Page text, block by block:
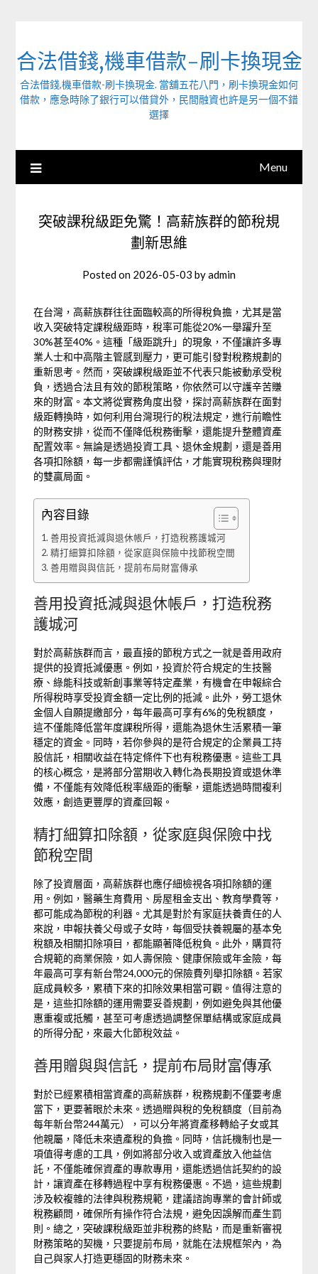
合法借錢,機車借款-刷卡換現金
合法借錢,機車借款-刷卡換現金. 當舖五花八門，刷卡換現金如何
借款，應急時除了銀行可以借貸外，民間融資也許是另一個不錯
選擇
Menu
突破課稅級距免驚！高薪族群的節稅規
劃新思維
Posted on 2026-05-03 byadmin
在台灣，高薪族群往往面臨較高的所得稅負擔，尤其是當
收入突破特定課稅級距時，稅率可能從20%一舉躍升至
30%甚至40%。這種「級距跳升」的現象，不僅讓許多專
業人士和中高階主管感到壓力，更可能引發對稅務規劃的
重新思考。然而，突破課稅級距並不代表只能被動承受稅
負，透過合法且有效的節稅策略，你依然可以守護辛苦賺
來的財富。本文將從實務角度出發，探討高薪族群在面對
級距轉換時，如何利用台灣現行的稅法規定，進行前瞻性
的財務安排，從而不僅降低稅務衝擊，還能提升整體資產
配置效率。無論是透過投資工具、退休金規劃，還是善用
各項扣除額，每一步都需謹慎評估，才能實現稅務與理財
的雙贏局面。
內容目錄
善用投資抵減與退休帳戶，打造稅務護城河
精打細算扣除額，從家庭與保險中找節稅空間
善用贈與與信託，提前布局財富傳承
善用投資抵減與退休帳戶，打造稅務
護城河
對於高薪族群而言，最直接的節稅方式之一就是善用政府
提供的投資抵減優惠。例如，投資於符合規定的生技醫
療、綠能科技或新創事業等特定產業，有機會在申報綜合
所得稅時享受投資金額一定比例的抵減。此外，勞工退休
金個人自願提繳部分，每年最高可享有6%的免稅額度，
這不僅能降低當年度課稅所得，還能為退休生活累積一筆
穩定的資金。同時，若你參與的是符合規定的企業員工持
股信託，相關收益在特定條件下也有稅務優惠。這些工具
的核心概念，是將部分當期收入轉化為長期投資或退休準
備，不僅能有效降低稅率級距的衝擊，還能透過時間複利
效應，創造更豐厚的資產回報。
精打細算扣除額，從家庭與保險中找
節稅空間
除了投資層面，高薪族群也應仔細檢視各項扣除額的運
用。例如，醫藥生育費用、房屋租金支出、教育學費等，
都可能成為節稅的利器。尤其是對於有家庭扶養責任的人
來說，申報扶養父母或子女時，每個受扶養親屬的基本免
稅額及相關扣除項目，都能顯著降低稅負。此外，購買符
合規範的商業保險，如人壽保險、健康保險或年金險，每
年最高可享有新台幣24,000元的保險費列舉扣除額。若家
庭成員較多，累積下來的扣除效果相當可觀。值得注意的
是，這些扣除額的運用需要妥善規劃，例如避免與其他優
惠重複或抵觸，甚至可考慮透過調整保單結構或家庭成員
的所得分配，來最大化節稅效益。
善用贈與與信託，提前布局財富傳承
對於已經累積相當資產的高薪族群，稅務規劃不僅要考慮
當下，更要著眼於未來。透過贈與稅的免稅額度（目前為
每年新台幣244萬元），可以分年將資產移轉給子女或其
他親屬，降低未來遺產稅的負擔。同時，信託機制也是一
項值得考慮的工具，例如將部分收入或資產放入他益信
託，不僅能確保資產的專款專用，還能透過信託契約的設
計，讓資產在移轉過程中享有稅務優惠。不過，這些規劃
涉及較複雜的法律與稅務規範，建議諮詢專業的會計師或
稅務顧問，確保所有操作符合法規，避免因誤解而產生罰
則。總之，突破課稅級距並非稅務的終點，而是重新審視
財務策略的契機，只要提前布局，就能在法規框架內，為
自己與家人打造更穩固的財務未來。